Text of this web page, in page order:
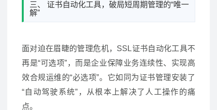
三、 证书自动化工具，破局短周期管理的“唯一
解”
面对迫在眉睫的管理危机，SSL证书自动化工具不
再是“可选项”，而是企业保障业务连续性、实现高
效合规运维的“必选项”。它如同为证书管理安装了
“自动驾驶系统”，从根本上解决了人工操作的痛
点。